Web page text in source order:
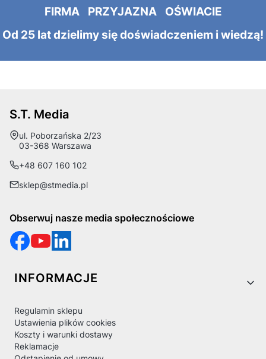
FIRMA PRZYJAZNA OŚWIACIE
Od 25 lat dzielimy się doświadczeniem i wiedzą!
S.T. Media
Adres:
ul. Poborzańska 2/23
03-368 Warszawa
+48 607 160 102
sklep@stmedia.pl
Obserwuj nasze media społecznościowe
Linki w stopce
INFORMACJE
Regulamin sklepu
Ustawienia plików cookies
Koszty i warunki dostawy
Reklamacje